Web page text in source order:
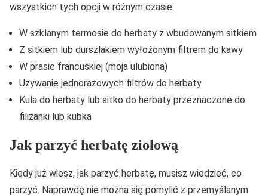
wszystkich tych opcji w różnym czasie:
W szklanym termosie do herbaty z wbudowanym sitkiem
Z sitkiem lub durszlakiem wyłożonym filtrem do kawy
W prasie francuskiej (moja ulubiona)
Używanie jednorazowych filtrów do herbaty
Kula do herbaty lub sitko do herbaty przeznaczone do
filiżanki lub kubka
Jak parzyć herbatę ziołową
Kiedy już wiesz, jak parzyć herbatę, musisz wiedzieć, co
parzyć. Naprawdę nie można się pomylić z przemyślanym